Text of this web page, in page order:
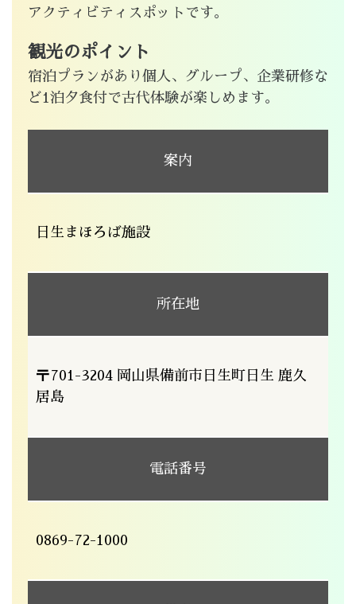
アクティビティスポットです。
観光のポイント
宿泊プランがあり個人、グループ、企業研修な
ど1泊夕食付で古代体験が楽しめます。
案内
日生まほろば施設
所在地
〒701-3204 岡山県備前市日生町日生 鹿久
居島
電話番号
0869-72-1000